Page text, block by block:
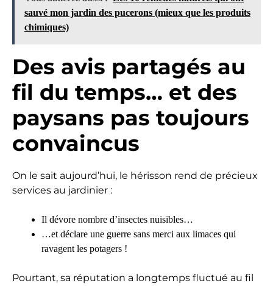
sauvé mon jardin des pucerons (mieux que les produits
chimiques)
Des avis partagés au
fil du temps… et des
paysans pas toujours
convaincus
On le sait aujourd’hui, le hérisson rend de précieux
services au jardinier :
Il dévore nombre d’insectes nuisibles…
…et déclare une guerre sans merci aux limaces qui
ravagent les potagers !
Pourtant, sa réputation a longtemps fluctué au fil